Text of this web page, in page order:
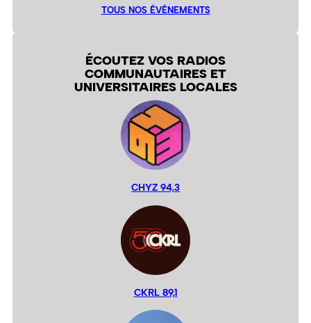
TOUS NOS ÉVÉNEMENTS
ÉCOUTEZ VOS RADIOS
COMMUNAUTAIRES ET
UNIVERSITAIRES LOCALES
CHYZ 94,3
CKRL 89,1